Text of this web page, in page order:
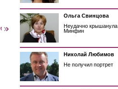
Ольга Свинцова
Неудачно крышанула
Минфин
Николай Любимов
Не получил портрет